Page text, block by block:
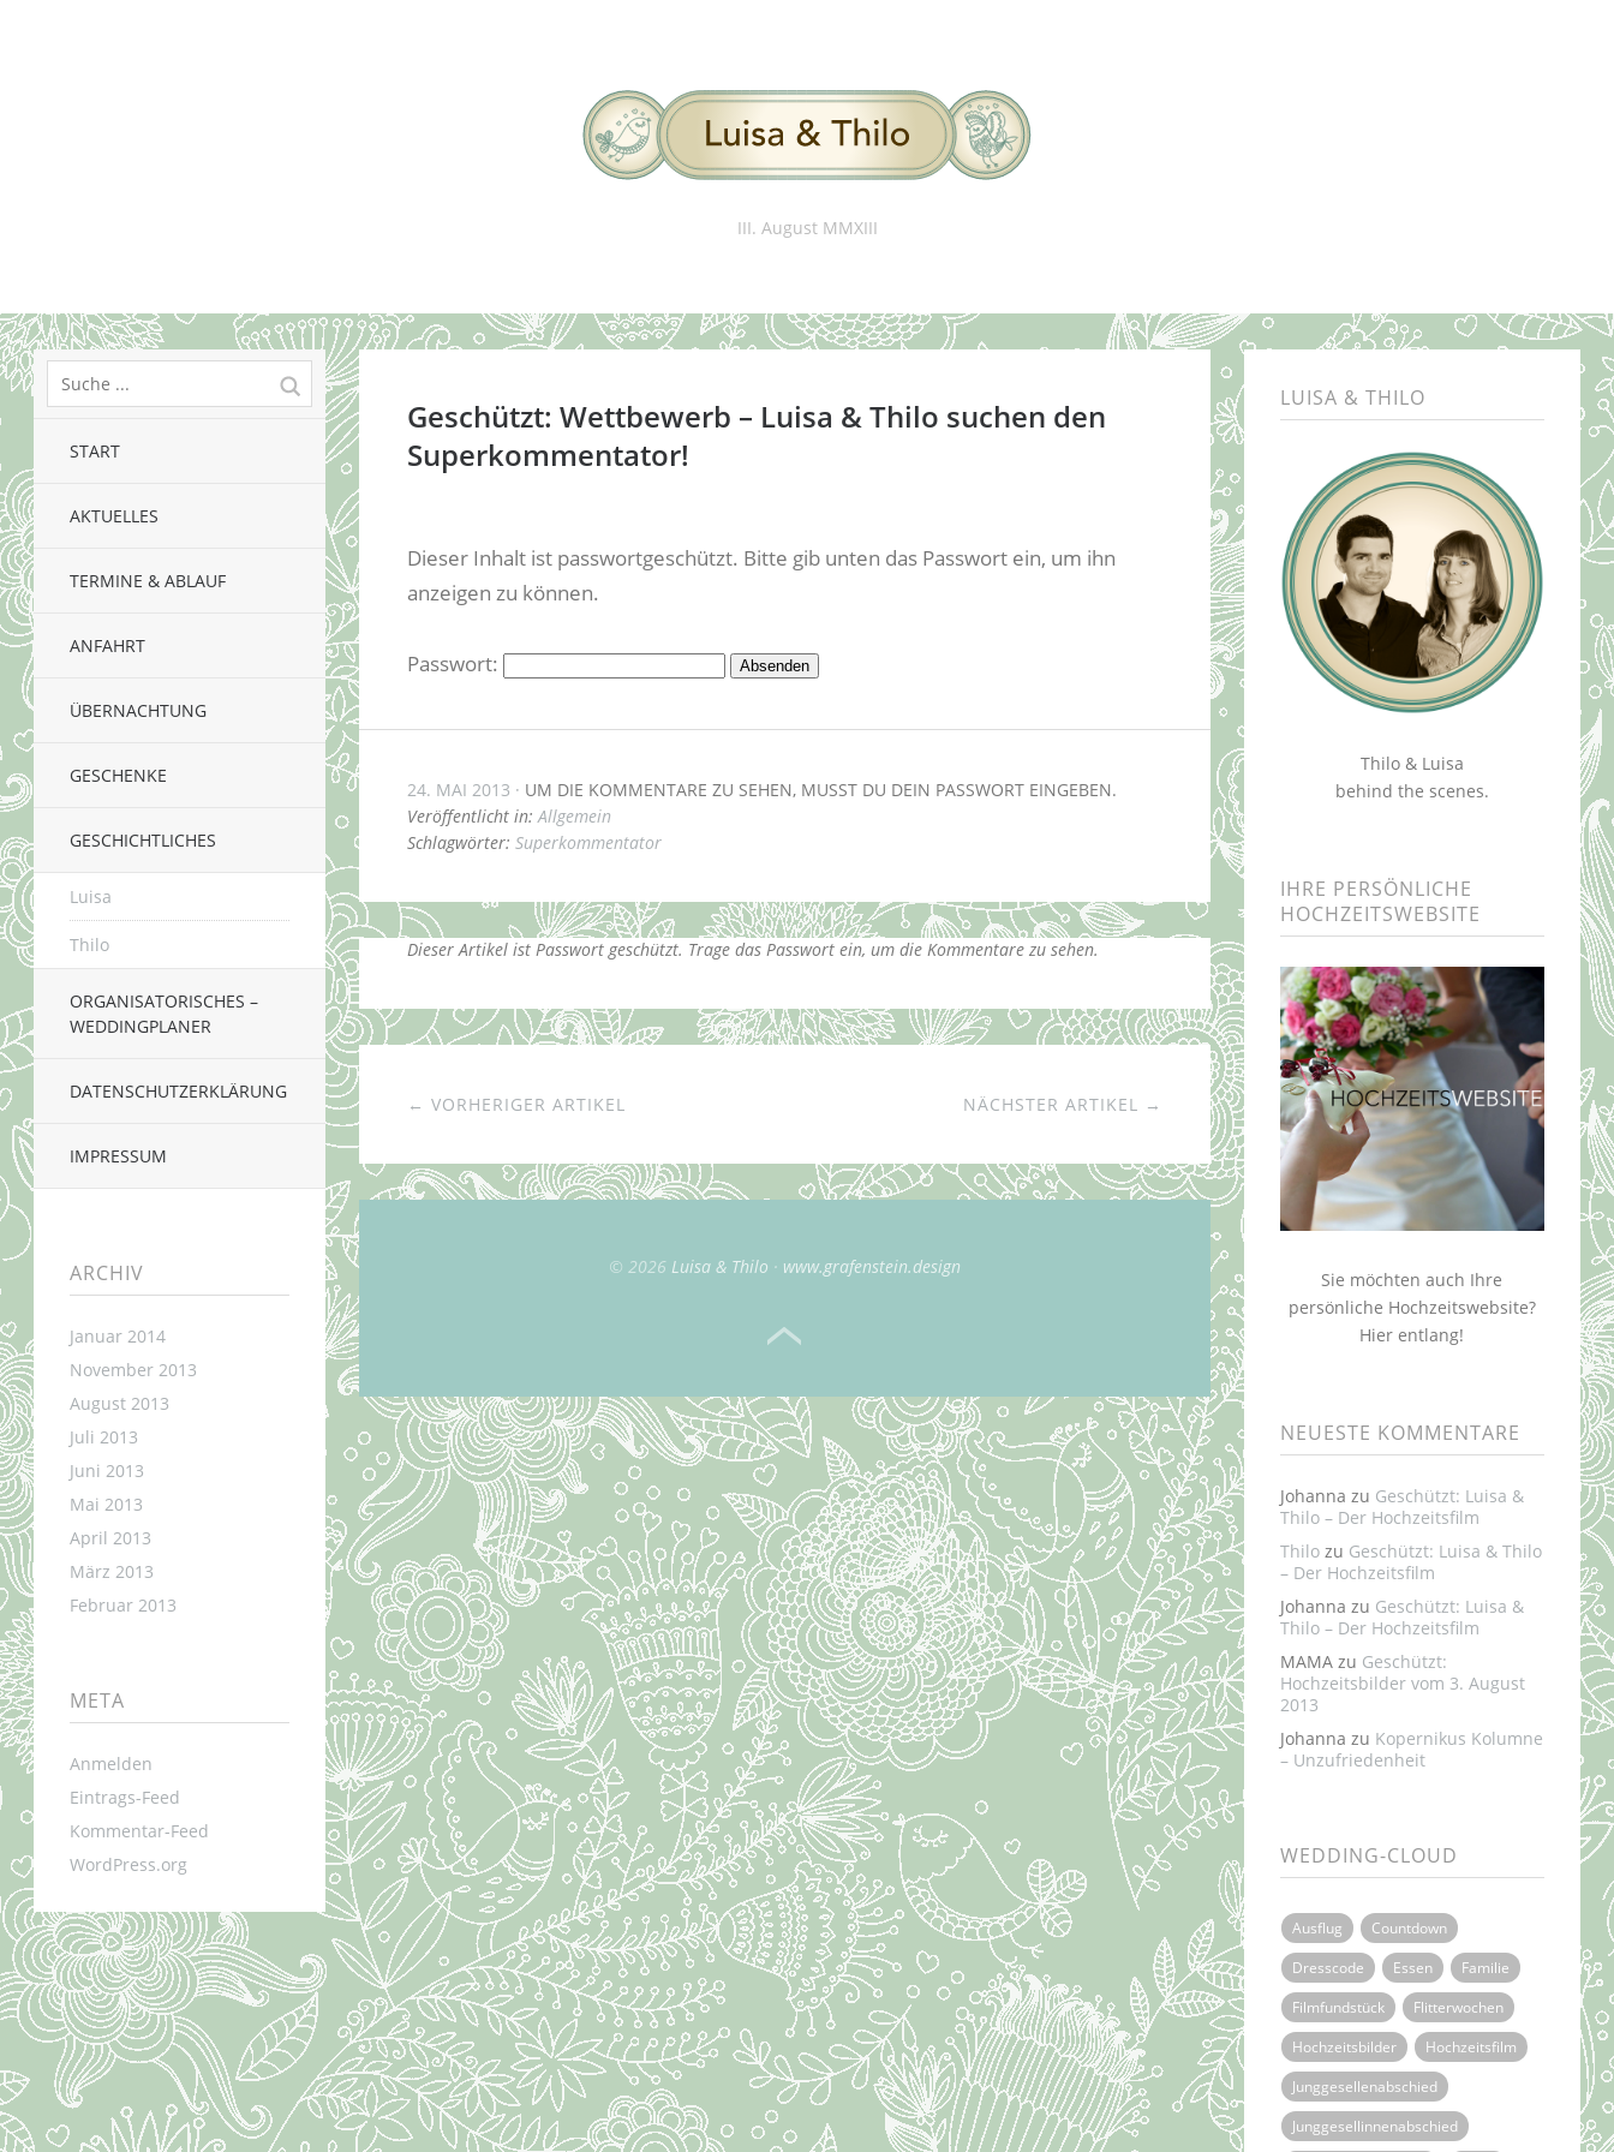
III. August MMXIII
START
AKTUELLES
TERMINE & ABLAUF
ANFAHRT
ÜBERNACHTUNG
GESCHENKE
GESCHICHTLICHES
Luisa
Thilo
ORGANISATORISCHES –
WEDDINGPLANER
DATENSCHUTZERKLÄRUNG
IMPRESSUM
ARCHIV
Januar 2014
November 2013
August 2013
Juli 2013
Juni 2013
Mai 2013
April 2013
März 2013
Februar 2013
META
Anmelden
Eintrags-Feed
Kommentar-Feed
WordPress.org
Geschützt: Wettbewerb – Luisa & Thilo suchen den
Superkommentator!
Dieser Inhalt ist passwortgeschützt. Bitte gib unten das Passwort ein, um ihn
anzeigen zu können.
Passwort:
24. MAI 2013
UM DIE KOMMENTARE ZU SEHEN, MUSST DU DEIN PASSWORT EINGEBEN.
Veröffentlicht in:Allgemein
Schlagwörter: Superkommentator
Dieser Artikel ist Passwort geschützt. Trage das Passwort ein, um die Kommentare zu sehen.
NÄCHSTER ARTIKEL →
← VORHERIGER ARTIKEL
© 2026 Luisa & Thilo www.grafenstein.design
LUISA & THILO
Thilo & Luisa
behind the scenes.
IHRE PERSÖNLICHE
HOCHZEITSWEBSITE
Sie möchten auch Ihre
persönliche Hochzeitswebsite?
Hier entlang!
NEUESTE KOMMENTARE
Johanna zu Geschützt: Luisa &
Thilo – Der Hochzeitsfilm
Thilozu Geschützt: Luisa & Thilo
– Der Hochzeitsfilm
Johanna zu Geschützt: Luisa &
Thilo – Der Hochzeitsfilm
MAMAzu Geschützt:
Hochzeitsbilder vom 3. August
2013
Johanna zu Kopernikus Kolumne
– Unzufriedenheit
WEDDING-CLOUD
Ausflug
Countdown
Dresscode
Essen
Familie
Filmfundstück
Flitterwochen
Hochzeitsbilder
Hochzeitsfilm
Junggesellenabschied
Junggesellinnenabschied